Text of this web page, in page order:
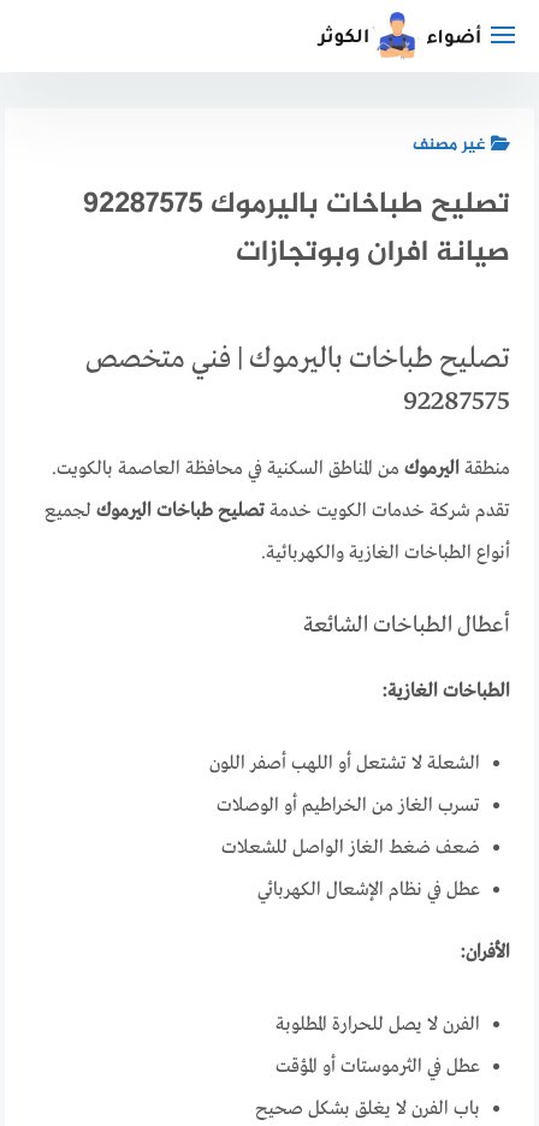
غير مصنف
تصليح طباخات باليرموك 92287575
صيانة افران وبوتجازات
تصليح طباخات باليرموك | فني متخصص
92287575
منطقةاليرموك من المناطق السكنية في محافظة العاصمة بالكويت.
تقدم شركة خدمات الكويت خدمةتصليح طباخات اليرموك لجميع
أنواع الطباخات الغازية والكهربائية.
أعطال الطباخات الشائعة
الطباخات الغازية:
الشعلة لا تشتعل أو اللهب أصفر اللون
تسرب الغاز من الخراطيم أو الوصلات
ضعف ضغط الغاز الواصل للشعلات
عطل في نظام الإشعال الكهربائي
الأفران:
الفرن لا يصل للحرارة المطلوبة
عطل في الثرموستات أو المؤقت
باب الفرن لا يغلق بشكل صحيح